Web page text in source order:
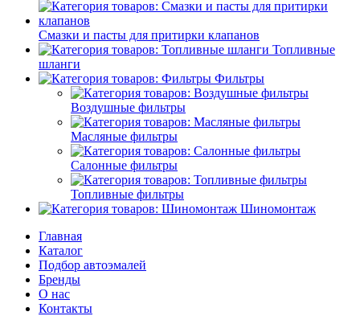
Смазки и пасты для притирки клапанов
Топливные
шланги
Фильтры
Воздушные фильтры
Масляные фильтры
Салонные фильтры
Топливные фильтры
Шиномонтаж
Главная
Каталог
Подбор автоэмалей
Бренды
О нас
Контакты